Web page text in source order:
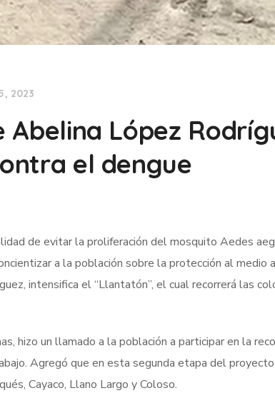
2023
López
el dengue
de evitar la proliferación del mosquito Aedes
a la población sobre la protección al medio
intensifica el “Llantatón”, el cual recorrerá las
hizo un llamado a la población a participar en la
Agregó que en esta segunda etapa del
Cayaco, Llano Largo y Coloso.